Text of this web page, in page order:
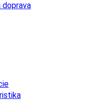
doprava